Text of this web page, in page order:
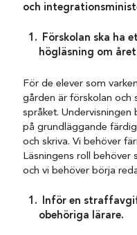
och
Förskolan ska ha
högläsning om
För de elever som
gården är förskolan och
språket.
på grundläggande
och skriva. Vi behöver
Läsningens roll behöver
och vi behöver börja
Inför en
obehöriga lärare.